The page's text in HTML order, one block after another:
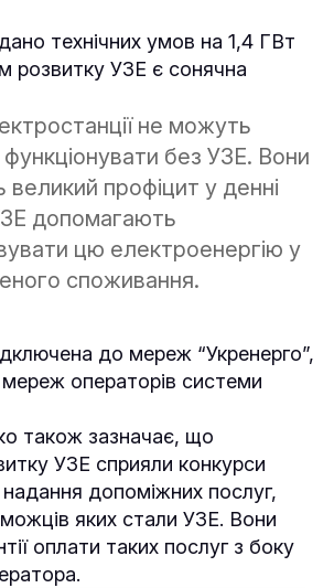
технічних умов на 1,4 ГВт
розвитку УЗЕ є сонячна
не можуть
без УЗЕ. Вони
профіцит у денні
допомагають
цю електроенергію у
споживання.
до мереж “Укренерго”,
операторів системи
також зазначає, що
УЗЕ сприяли конкурси
надання допоміжних послуг,
яких стали УЗЕ. Вони
оплати таких послуг з боку